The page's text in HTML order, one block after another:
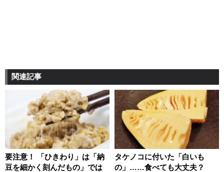
関連記事
要注意！ 「ひきわり」は「納
豆を細かく刻んだもの」では
タケノコに付いた「白いも
の」……食べても大丈夫？